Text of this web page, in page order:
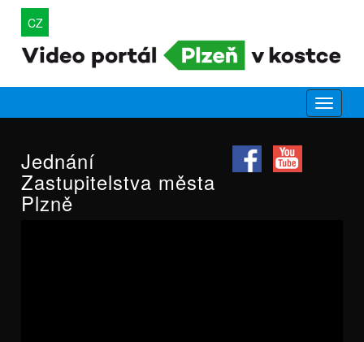
CZ
Jednání
Zastupitelstva města
Plzně